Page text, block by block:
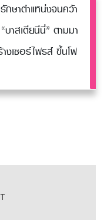
ษาตำแหน่งจนคว้า
าสเตียนีนี่” ตามมา
งเซอร์ไพรส์ ขึ้นโพ